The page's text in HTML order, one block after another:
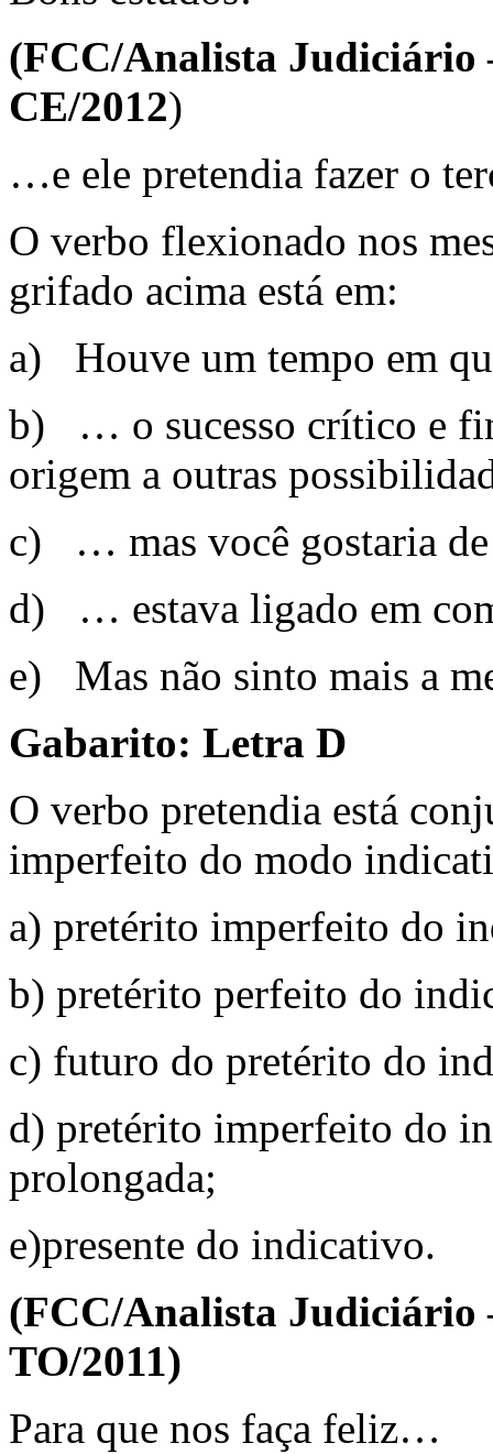
(FCC/Analista
CE/2012)
…e ele pretendia fazer o
O verbo flexionado nos
grifado acima está em:
a) Houve um tempo em
b) … o sucesso crítico e
origem a outras
c) … mas você gostaria de
d) … estava ligado em
e) Mas não sinto mais a
Gabarito: Letra D
O verbo pretendia está
imperfeito do modo
a) pretérito imperfeito do
b) pretérito perfeito do
c) futuro do pretérito do
d) pretérito imperfeito do
prolongada;
e)presente do indicativo.
(FCC/Analista
TO/2011)
Para que nos faça feliz…